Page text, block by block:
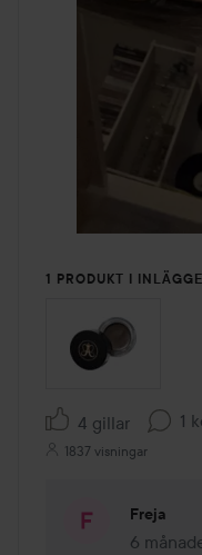
1 PRODUKT I
4 gillar 1
1837 visningar
Freja
6